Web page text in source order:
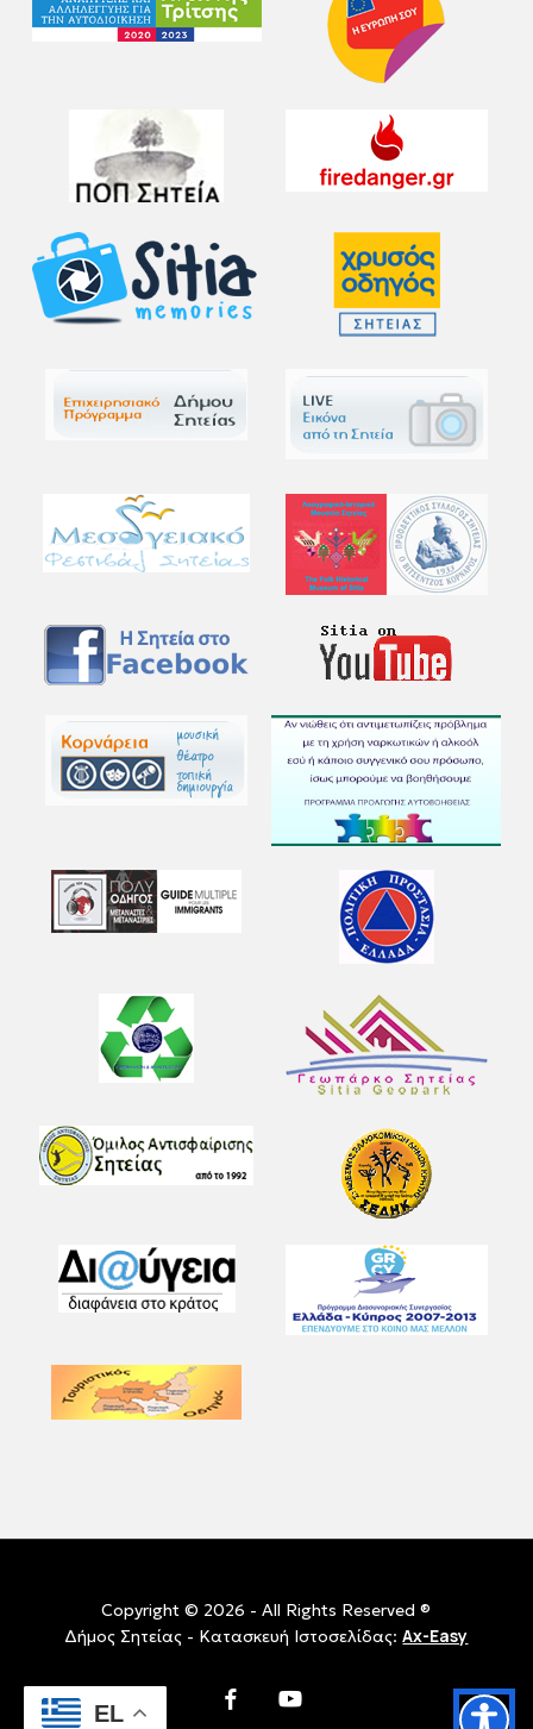
Copyright © 2026 - All Rights Reserved ®
Δήμος Σητείας - Κατασκευή Ιστοσελίδας:Ax-Easy
facebookyoutube
EL